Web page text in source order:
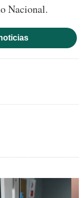
Nacional.